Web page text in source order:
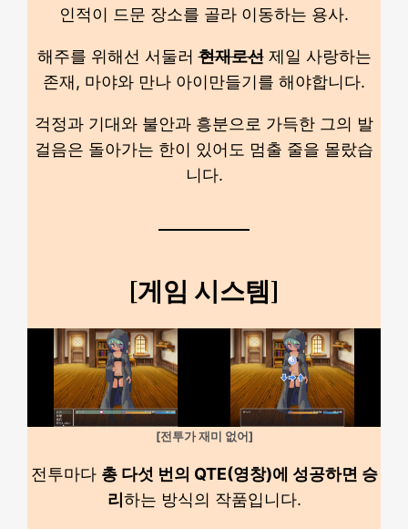
인적이 드문 장소를 골라 이동하는 용사.
해주를 위해선 서둘러현재로선제일 사랑하는
존재, 마야와 만나 아이만들기를 해야합니다.
걱정과 기대와 불안과 흥분으로 가득한 그의 발
걸음은 돌아가는 한이 있어도 멈출 줄을 몰랐습
니다.
[게임 시스템]
[전투가 재미 없어]
전투마다 총 다섯 번의 QTE(영창)에 성공하면 승
리 하는 방식의 작품입니다.